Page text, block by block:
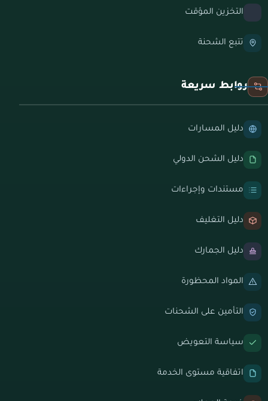
التخزين المؤقت
تتبع الشحنة
روابط سريعة
دليل المسارات
دليل الشحن الدولي
مستندات وإجراءات
دليل التغليف
دليل الجمارك
المواد المحظورة
التأمين على الشحنات
سياسة التعويض
اتفاقية مستوى الخدمة